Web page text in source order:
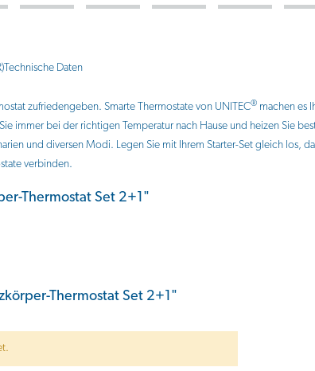
Technische Daten
zufriedengeben. Smarte Thermostate von UNITEC® machen es
immer bei der richtigen Temperatur nach Hause und heizen Sie
und diversen Modi. Legen Sie mit Ihrem Starter-Set gleich los,
verbinden.
Thermostat Set 2+1"
Thermostat Set 2+1"